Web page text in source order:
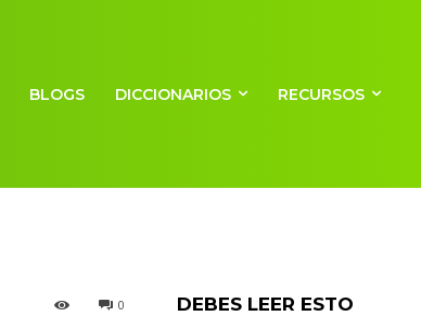
BLOGS DICCIONARIOS RECURSOS
0 DEBES LEER ESTO